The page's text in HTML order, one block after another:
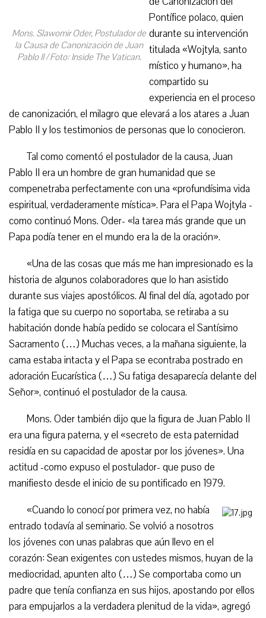
Mons. Slawomir Oder, Postulador de
la Causa de Canonización de Juan
Pablo II / Foto: Inside The Vatican.
Pontífice polaco, quien
durante su intervención
titulada «Wojtyla, santo
místico y humano», ha
compartido su
experiencia en el proceso
de canonización, el milagro que elevará a los atares a Juan
Pablo II y los testimonios de personas que lo conocieron.
Tal como comentó el postulador de la causa, Juan
Pablo II era un hombre de gran humanidad que se
compenetraba perfectamente con una «profundísima vida
espiritual, verdaderamente mística». Para el Papa Wojtyla -
como continuó Mons. Oder- «la tarea más grande que un
Papa podía tener en el mundo era la de la oración».
«Una de las cosas que más me han impresionado es la
historia de algunos colaboradores que lo han asistido
durante sus viajes apostólicos. Al final del día, agotado por
la fatiga que su cuerpo no soportaba, se retiraba a su
habitación donde había pedido se colocara el Santísimo
Sacramento (…) Muchas veces, a la mañana siguiente, la
cama estaba intacta y el Papa se econtraba postrado en
adoración Eucarística (…) Su fatiga desaparecía delante del
Señor», continuó el postulador de la causa.
Mons. Oder también dijo que la figura de Juan Pablo II
era una figura paterna, y el «secreto de esta paternidad
residía en su capacidad de apostar por los jóvenes». Una
actitud -como expuso el postulador- que puso de
manifiesto desde el inicio de su pontificado en 1979.
«Cuando lo conocí por primera vez, no había
entrado todavía al seminario. Se volvió a nosotros
los jóvenes con unas palabras que aún llevo en el
corazón: Sean exigentes con ustedes mismos, huyan de la
mediocridad, apunten alto (…) Se comportaba como un
padre que tenía confianza en sus hijos, apostando por ellos
para empujarlos a la verdadera plenitud de la vida», agregó